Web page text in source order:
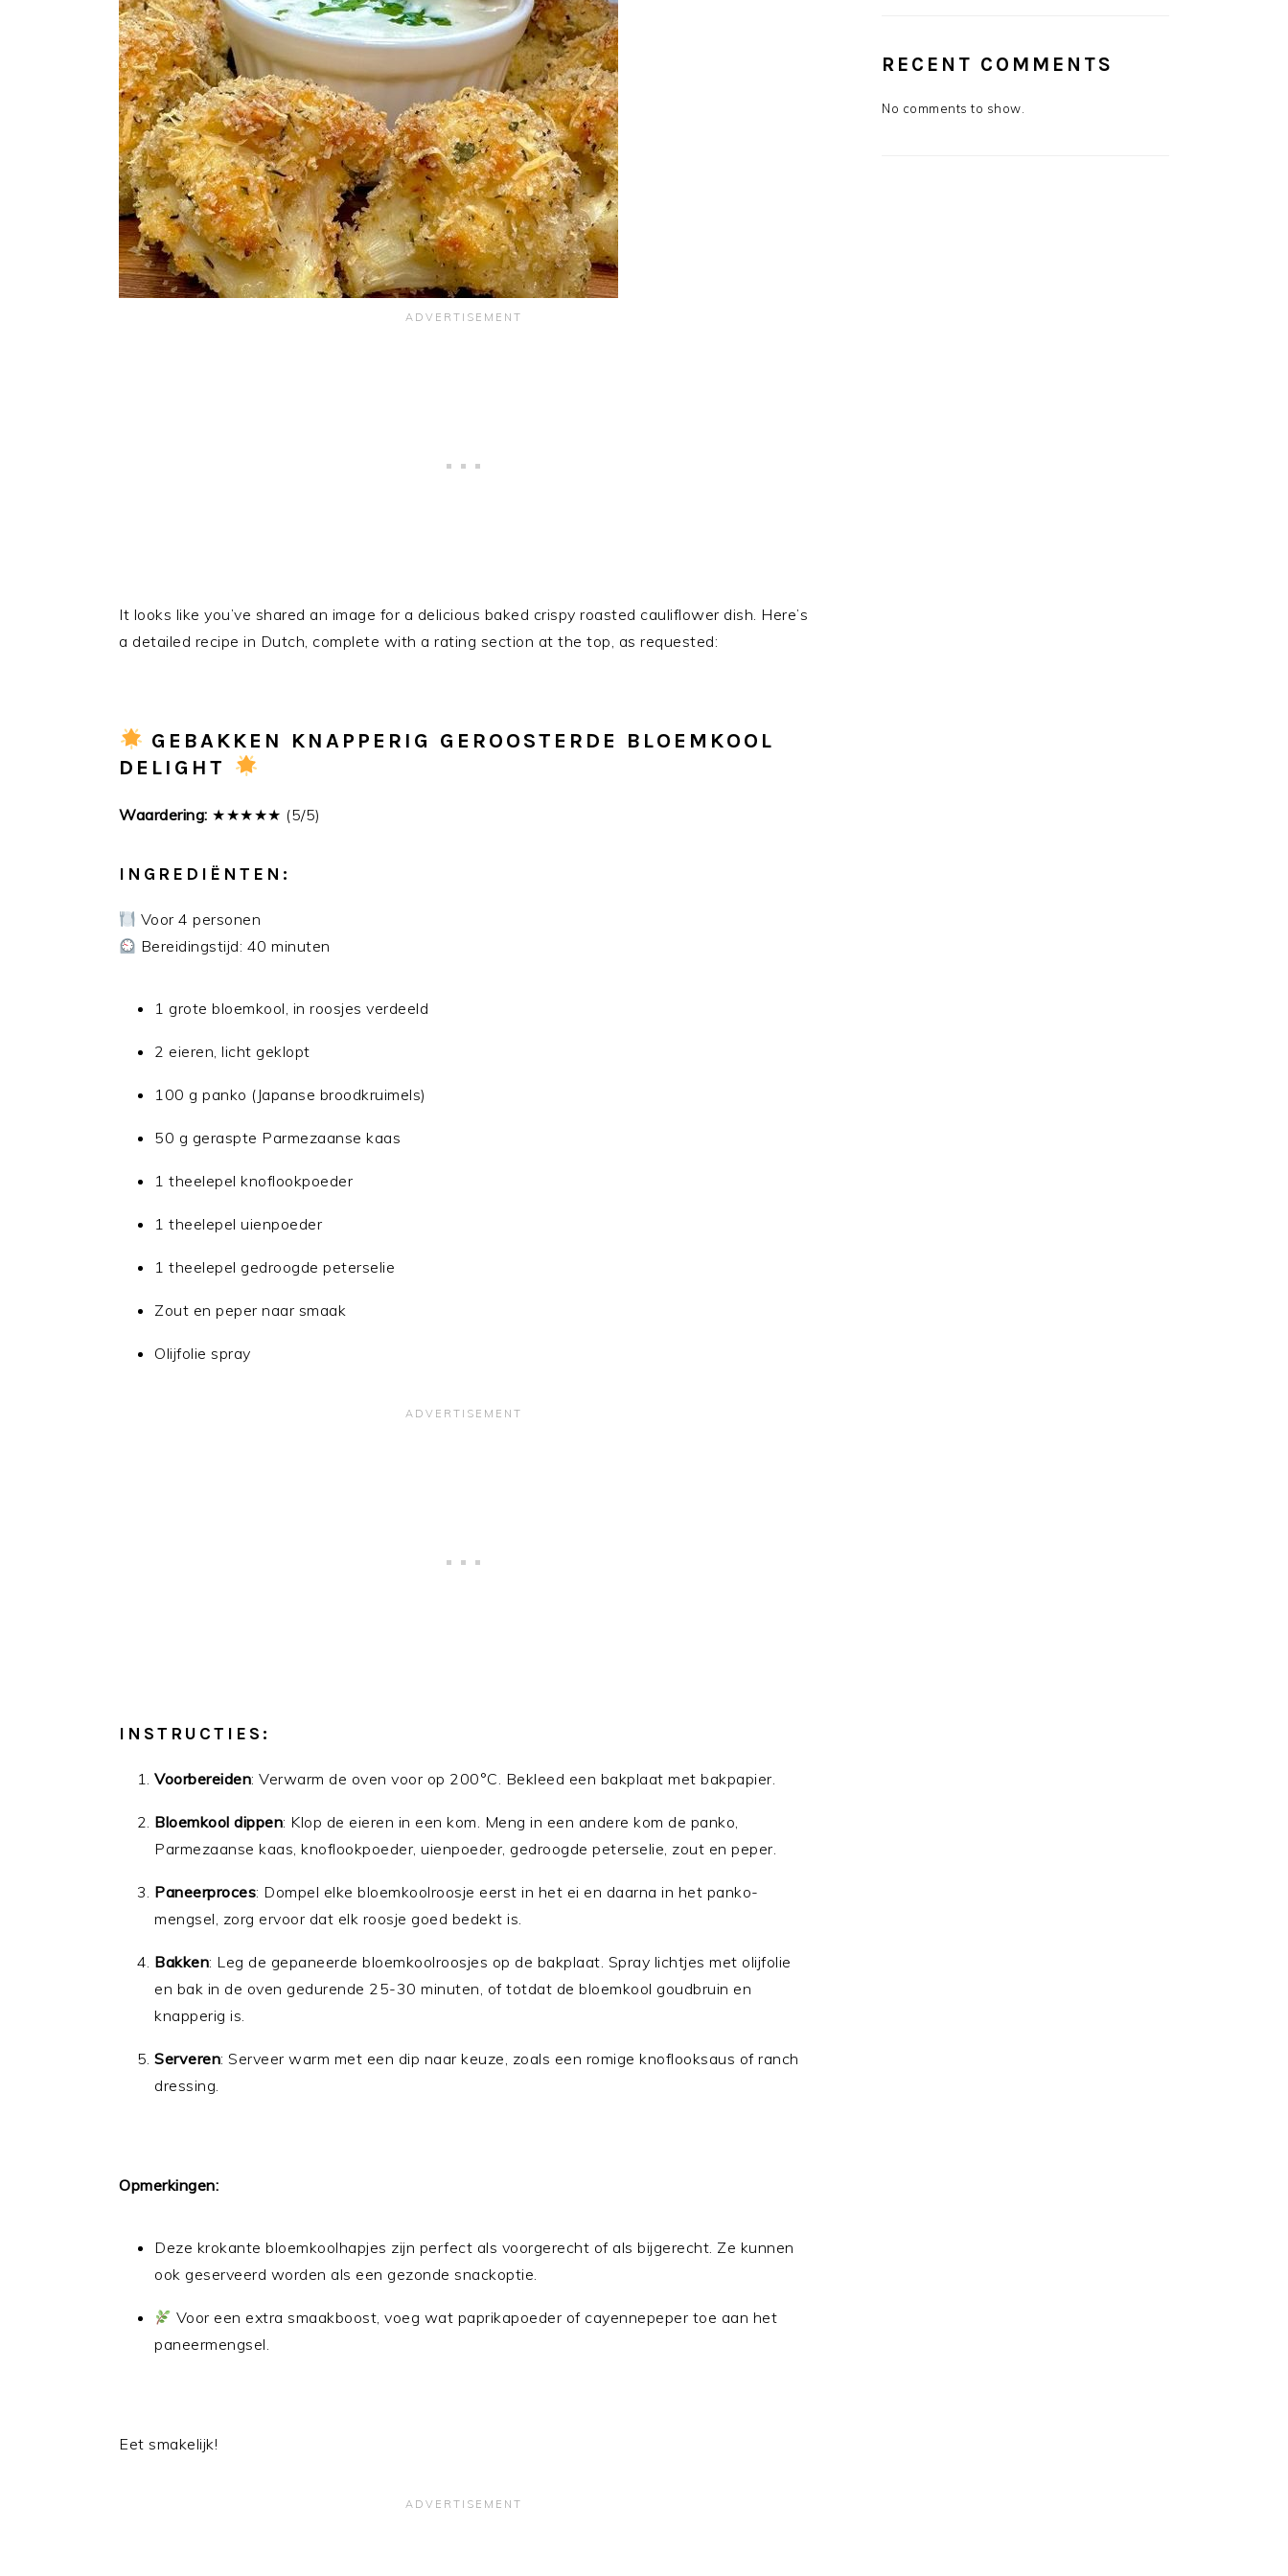
It looks like you’ve shared an image for a delicious baked crispy roasted cauliflower dish. Here’s
a detailed recipe in Dutch, complete with a rating section at the top, as requested:
GEBAKKEN KNAPPERIG GEROOSTERDE BLOEMKOOL
DELIGHT
Waardering: ★★★★★ (5/5)
INGREDIËNTEN:
Voor 4 personen
Bereidingstijd: 40 minuten
1 grote bloemkool, in roosjes verdeeld
2 eieren, licht geklopt
100 g panko (Japanse broodkruimels)
50 g geraspte Parmezaanse kaas
1 theelepel knoflookpoeder
1 theelepel uienpoeder
1 theelepel gedroogde peterselie
Zout en peper naar smaak
Olijfolie spray
INSTRUCTIES:
Voorbereiden: Verwarm de oven voor op 200°C. Bekleed een bakplaat met bakpapier.
Bloemkool dippen: Klop de eieren in een kom. Meng in een andere kom de panko,
Parmezaanse kaas, knoflookpoeder, uienpoeder, gedroogde peterselie, zout en peper.
Paneerproces: Dompel elke bloemkoolroosje eerst in het ei en daarna in het panko-
mengsel, zorg ervoor dat elk roosje goed bedekt is.
Bakken: Leg de gepaneerde bloemkoolroosjes op de bakplaat. Spray lichtjes met olijfolie
en bak in de oven gedurende 25-30 minuten, of totdat de bloemkool goudbruin en
knapperig is.
Serveren: Serveer warm met een dip naar keuze, zoals een romige knoflooksaus of ranch
dressing.
Opmerkingen:
Deze krokante bloemkoolhapjes zijn perfect als voorgerecht of als bijgerecht. Ze kunnen
ook geserveerd worden als een gezonde snackoptie.
Voor een extra smaakboost, voeg wat paprikapoeder of cayennepeper toe aan het
paneermengsel.
Eet smakelijk!
RECENT COMMENTS
No comments to show.